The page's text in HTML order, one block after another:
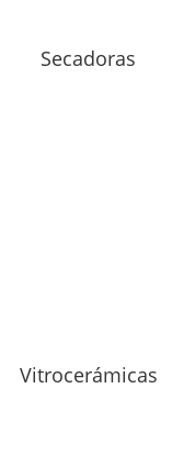
Secadoras
Vitrocerámicas